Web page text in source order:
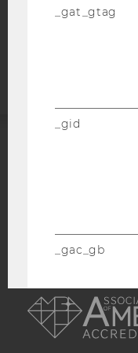
_gat_gtag
_gid
_gac_gb